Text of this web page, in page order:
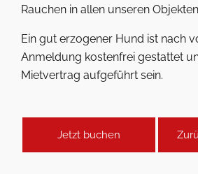
Rauchen in allen unseren
Ein gut erzogener Hund ist nach
Anmeldung kostenfrei gestattet
Mietvertrag aufgeführt sein.
Jetzt buchen